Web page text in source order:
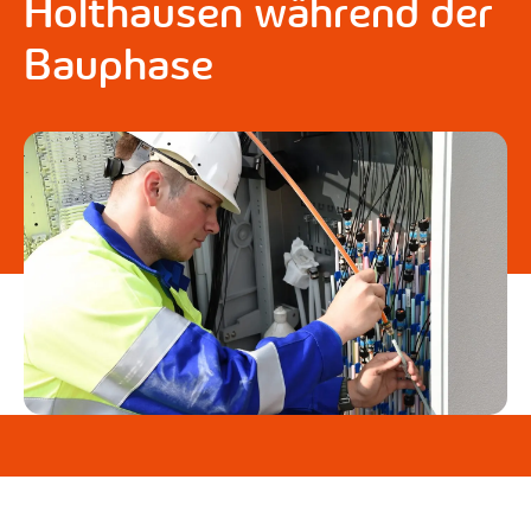
Holthausen während der
Bauphase